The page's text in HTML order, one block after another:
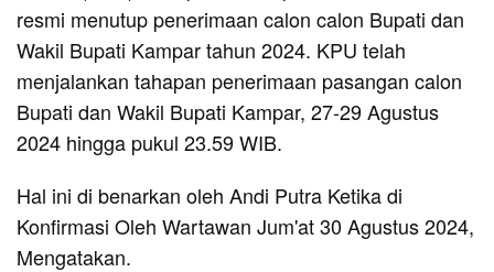
resmi menutup penerimaan calon calon Bupati dan
Wakil Bupati Kampar tahun 2024. KPU telah
menjalankan tahapan penerimaan pasangan calon
Bupati dan Wakil Bupati Kampar, 27-29 Agustus
2024 hingga pukul 23.59 WIB.
Hal ini di benarkan oleh Andi Putra Ketika di
Konfirmasi Oleh Wartawan Jum'at 30 Agustus 2024,
Mengatakan.